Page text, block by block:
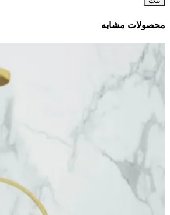
محصولات مشابه